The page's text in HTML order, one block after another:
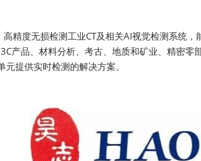
Services
精度无损检测工业CT及相关AI视觉检测系统
产品、材料分析、考古、地质和矿业、精密
提供实时检测的解决方案。